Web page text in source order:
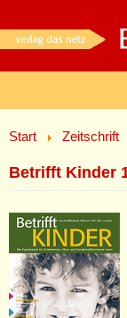
Start Zeitschrift
Betrifft Kinder